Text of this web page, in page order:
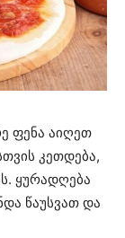
ფენა აიღეთ
კეთდება,
ყურადღება
წაუსვათ და